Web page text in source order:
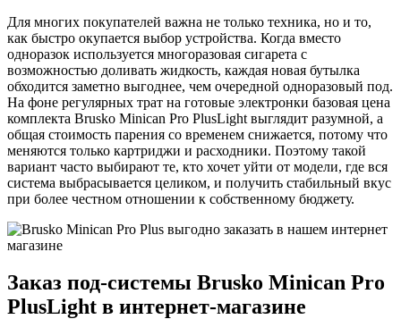
Для многих покупателей важна не только техника, но и то,
как быстро окупается выбор устройства. Когда вместо
одноразок используется многоразовая сигарета с
возможностью доливать жидкость, каждая новая бутылка
обходится заметно выгоднее, чем очередной одноразовый под.
На фоне регулярных трат на готовые электронки базовая цена
комплекта Brusko Minican Pro PlusLight выглядит разумной, а
общая стоимость парения со временем снижается, потому что
меняются только картриджи и расходники. Поэтому такой
вариант часто выбирают те, кто хочет уйти от модели, где вся
система выбрасывается целиком, и получить стабильный вкус
при более честном отношении к собственному бюджету.
Заказ под-системы Brusko Minican Pro
PlusLight в интернет-магазине